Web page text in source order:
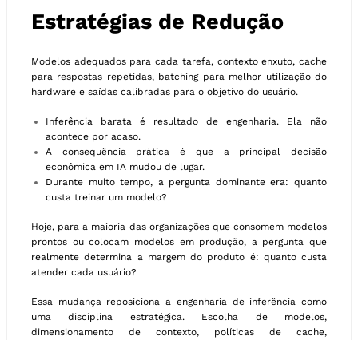
Estratégias de Redução
Modelos adequados para cada tarefa, contexto enxuto, cache
para respostas repetidas, batching para melhor utilização do
hardware e saídas calibradas para o objetivo do usuário.
Inferência barata é resultado de engenharia. Ela não
acontece por acaso.
A consequência prática é que a principal decisão
econômica em IA mudou de lugar.
Durante muito tempo, a pergunta dominante era: quanto
custa treinar um modelo?
Hoje, para a maioria das organizações que consomem modelos
prontos ou colocam modelos em produção, a pergunta que
realmente determina a margem do produto é: quanto custa
atender cada usuário?
Essa mudança reposiciona a engenharia de inferência como
uma disciplina estratégica. Escolha de modelos,
dimensionamento de contexto, políticas de cache,